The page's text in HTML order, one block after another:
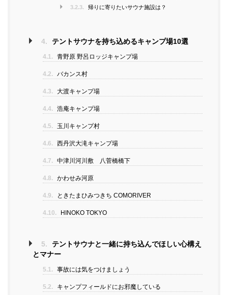
3.2.3.
帰りに寄りたいサウナ施設は？
4. テントサウナを持ち込めるキャンプ場10選
4.1. 青野原 野呂ロッジキャンプ場
4.2. バカンス村
4.3. 大渡キャンプ場
4.4. 浩庵キャンプ場
4.5. 玉川キャンプ村
4.6. 西丹沢大滝キャンプ場
4.7. 中津川河川敷 八菅橋橋下
4.8. かわせみ河原
4.9. ときたまひみつきち COMORIVER
4.10. HINOKO TOKYO
5.
テントサウナと一緒に持ち込んでほしい心構え
とマナー
5.1. 事故には気をつけましょう
5.2. キャンプフィールドにお邪魔している